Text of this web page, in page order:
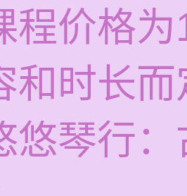
程价格
和时长而
悠琴行